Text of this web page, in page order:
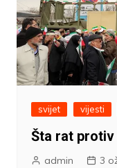
svijet vijesti
Šta rat protiv
admin 3